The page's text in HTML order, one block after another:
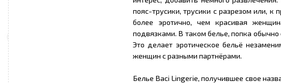
пояс-трусики, трусики с разрезом или, к
более эротично, чем красивая
подвязками. В таком белье, попка
Это делает эротическое бельё
женщин с разными партнёрами.
Белье Baci Lingerie, получившее свое